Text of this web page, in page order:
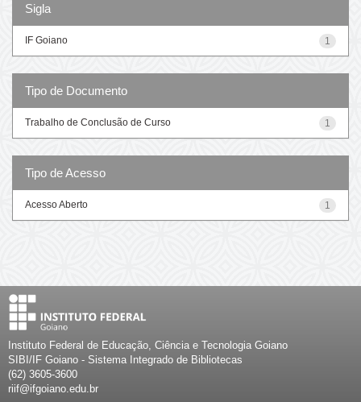
Sigla
1
IF Goiano
Tipo de Documento
1
Trabalho de Conclusão de Curso
Tipo de Acesso
1
Acesso Aberto
Instituto Federal de Educação, Ciência e Tecnologia Goiano
SIBI/IF Goiano - Sistema Integrado de Bibliotecas
(62) 3605-3600
riif@ifgoiano.edu.br